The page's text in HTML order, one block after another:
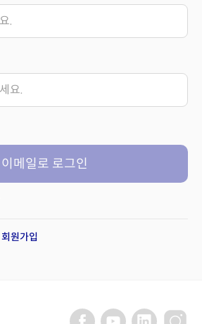
이메일로 로그인
회원가입